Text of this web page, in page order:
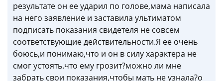
результате он ее ударил по голове,мама написала
на него заявление и заставила ультиматом
подписать показания свидетеля не совсем
соответствующие действительности.Я ее очень
боюсь,и понимаю,что и он в силу характера не
смог устоять.что ему грозит?можно ли мне
забрать свои показания,чтобы мать не узнала?о